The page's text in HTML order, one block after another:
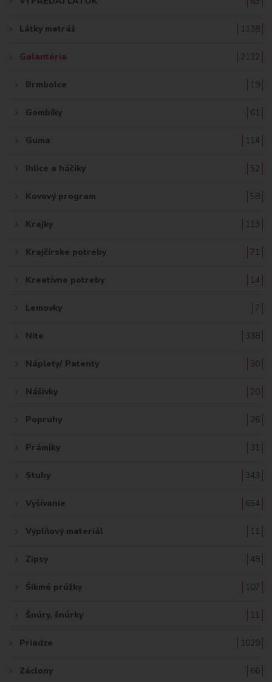
Látky metráž 1138
Galantéria 2122
Brmbolce 19
Gombíky 61
Guma 114
Ihlice a háčiky 52
Kovový program 58
Krajky 113
Krajčírske potreby 71
Kreatívne potreby 14
Lemovky 7
Nite 338
Náplety/ Patenty 30
Nášivky 20
Popruhy 26
Prámiky 31
Stuhy 343
Vyšívanie 654
Výplňový materiál 11
Zipsy 48
Šikmé prúžky 107
Šnúry, šnúrky 11
Priadze 1029
Záclony 66